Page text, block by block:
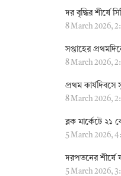
দর বৃদ্ধির শীর্ষে
8 March 2026,
সপ্তাহের
8 March 2026,
প্রথম
8 March 2026,
ব্লক মার্কেটে ২১
5 March 2026,
দরপতনের শীর্ষে
5 March 2026,